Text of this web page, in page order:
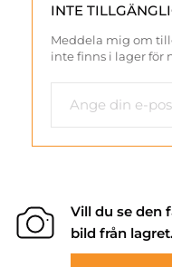
INTE
Meddela mig om
inte finns i lager för
Vill du se den
bild från lagret.